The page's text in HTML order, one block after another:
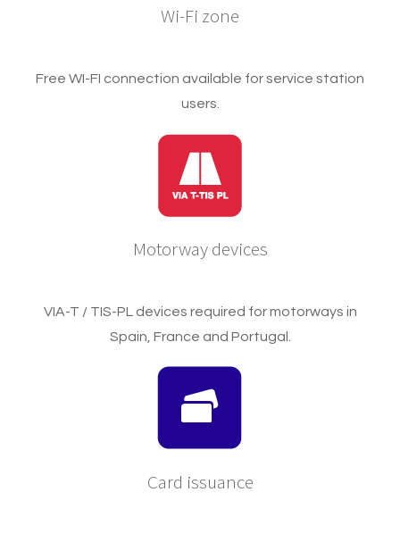
Wi-Fi zone
Free WI-FI connection available for service station
users.
Motorway devices
VIA-T / TIS-PL devices required for motorways in
Spain, France and Portugal.
Card issuance